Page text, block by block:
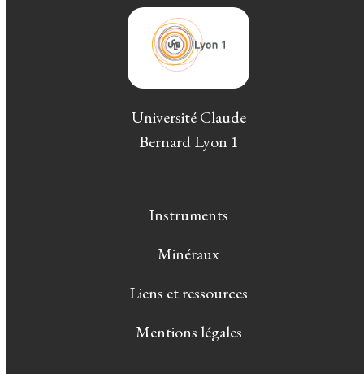
Université Claude
Bernard Lyon 1
Instruments
Minéraux
Liens et ressources
Mentions légales